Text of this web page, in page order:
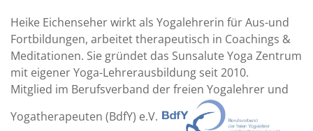
Heike Eichenseher wirkt als Yogalehrerin für Aus-und
Fortbildungen, arbeitet therapeutisch in Coachings &
Meditationen. Sie gründet das Sunsalute Yoga Zentrum
mit eigener Yoga-Lehrerausbildung seit 2010.
Mitglied im Berufsverband der freien Yogalehrer und
Yogatherapeuten (BdfY) e.V.